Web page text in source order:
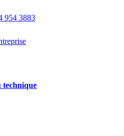
954 3883
technique